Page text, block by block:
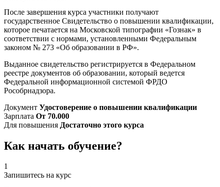
После завершения курса участники получают
государственное Свидетельство о повышении квалификации,
которое печатается на Московской типографии «Гознак» в
соответствии с нормами, установленными Федеральным
законом № 273 «Об образовании в РФ».
Выданное свидетельство регистрируется в Федеральном
реестре документов об образовании, который ведется
Федеральной информационной системой ФРДО
Рособрнадзора.
Документ Удостоверение о повышении квалификации
Зарплата От 70.000
Для повышения Достаточно этого курса
Как начать обучение?
1
Запишитесь на курс